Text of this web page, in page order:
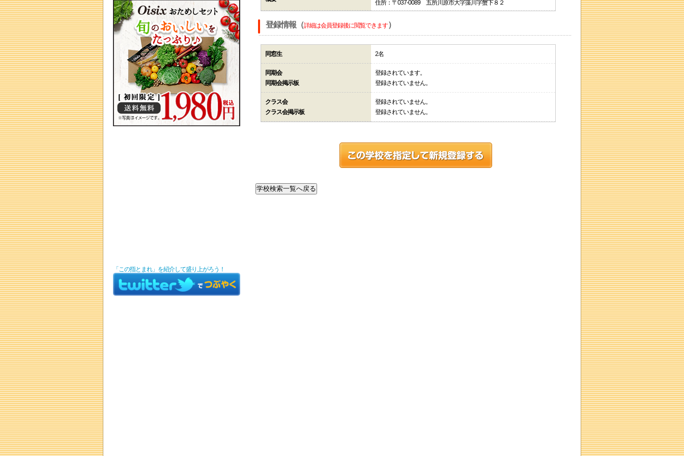
住所：〒037-0089 五所川原市大字藻川字蟹下８２
登録情報（詳細は会員登録後に閲覧できます）
同窓生 2名
同期会
同期会掲示板
登録されています。
登録されていません。
クラス会
クラス会掲示板
登録されていません。
登録されていません。
「この指とまれ」を紹介して盛り上がろう！